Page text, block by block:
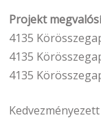
Projekt
4135
4135
4135